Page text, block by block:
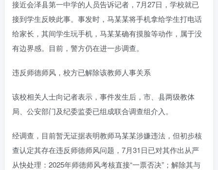
接近会泽县第一中学的人员告诉记者，7月27日，学校就已
接到学生反映此事。事发时，马某某将手机拿给学生打电话
给家长，其间学生玩手机，马某某确有摸脸等动作，属于没
有边界感。目前，警方仍在进一步调查。
违反师德师风，校方已解除该教师人事关系
该校相关人士向记者表示，事件发生后，市、县两级教体
局、公安部门及纪委监委已组成联合调查组介入。
经调查，目前暂无证据表明教师马某某涉嫌违法，但初步核
查认定其存在违反师德师风问题，7月31日已对其作出从严
从快处理：2025年师德师风考核直接“一票否决”；解除其与